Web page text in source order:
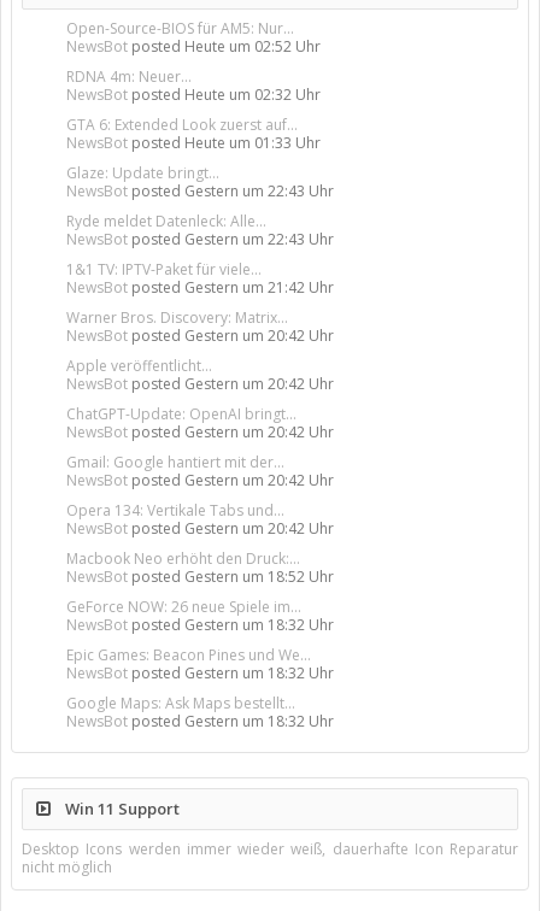
Open-Source-BIOS für AM5: Nur...
NewsBot posted Heute um 02:52 Uhr
RDNA 4m: Neuer...
NewsBot posted Heute um 02:32 Uhr
GTA 6: Extended Look zuerst auf...
NewsBot posted Heute um 01:33 Uhr
Glaze: Update bringt...
NewsBot posted Gestern um 22:43 Uhr
Ryde meldet Datenleck: Alle...
NewsBot posted Gestern um 22:43 Uhr
1&1 TV: IPTV-Paket für viele...
NewsBot posted Gestern um 21:42 Uhr
Warner Bros. Discovery: Matrix...
NewsBot posted Gestern um 20:42 Uhr
Apple veröffentlicht...
NewsBot posted Gestern um 20:42 Uhr
ChatGPT-Update: OpenAI bringt...
NewsBot posted Gestern um 20:42 Uhr
Gmail: Google hantiert mit der...
NewsBot posted Gestern um 20:42 Uhr
Opera 134: Vertikale Tabs und...
NewsBot posted Gestern um 20:42 Uhr
Macbook Neo erhöht den Druck:...
NewsBot posted Gestern um 18:52 Uhr
GeForce NOW: 26 neue Spiele im...
NewsBot posted Gestern um 18:32 Uhr
Epic Games: Beacon Pines und We...
NewsBot posted Gestern um 18:32 Uhr
Google Maps: Ask Maps bestellt...
NewsBot posted Gestern um 18:32 Uhr
Win 11 Support
Desktop Icons werden immer wieder weiß, dauerhafte Icon Reparatur
nicht möglich